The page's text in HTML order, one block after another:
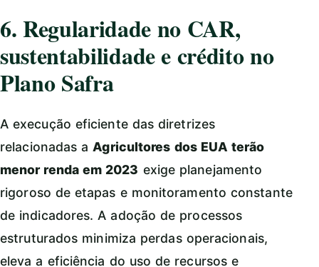
6. Regularidade no CAR,
sustentabilidade e crédito no
Plano Safra
A execução eficiente das diretrizes
relacionadas a Agricultores dos EUA terão
menor renda em 2023 exige planejamento
rigoroso de etapas e monitoramento constante
de indicadores. A adoção de processos
estruturados minimiza perdas operacionais,
eleva a eficiência do uso de recursos e